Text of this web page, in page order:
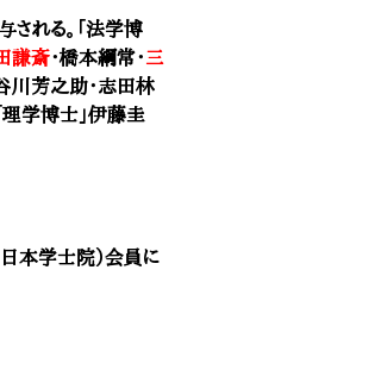
れる。「法学博
謙斎・橋本綱常・三
川芳之助・志田林
理学博士」伊藤圭
本学士院）会員に